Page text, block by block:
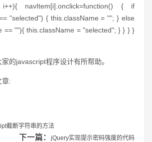
i++){ navItem[i].onclick=function() { if
"selected") { this.className = ""; } else
== ""){ this.className = "selected"; } } } }
的javascript程序设计有所帮助。
章:
截断字符串的方法
下一篇： jQuery实现提示密码强度的代码